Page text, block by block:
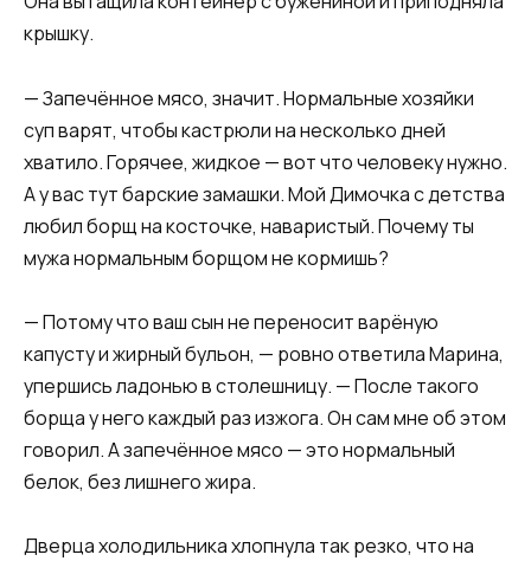
крышку.
— Запечённое мясо, значит. Нормальные хозяйки
суп варят, чтобы кастрюли на несколько дней
хватило. Горячее, жидкое — вот что человеку нужно.
А у вас тут барские замашки. Мой Димочка с детства
любил борщ на косточке, наваристый. Почему ты
мужа нормальным борщом не кормишь?
— Потому что ваш сын не переносит варёную
капусту и жирный бульон, — ровно ответила Марина,
упершись ладонью в столешницу. — После такого
борща у него каждый раз изжога. Он сам мне об этом
говорил. А запечённое мясо — это нормальный
белок, без лишнего жира.
Дверца холодильника хлопнула так резко, что на